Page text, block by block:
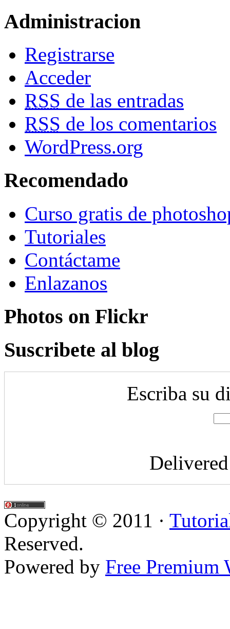
Administracion
Registrarse
Acceder
RSS de las entradas
RSS de los comentarios
WordPress.org
Recomendado
Curso gratis de
Tutoriales
Contáctame
Enlazanos
Photos on Flickr
Suscribete al blog
Escriba su
Copyright © 2011 ·
Reserved.
Powered by Free Premium